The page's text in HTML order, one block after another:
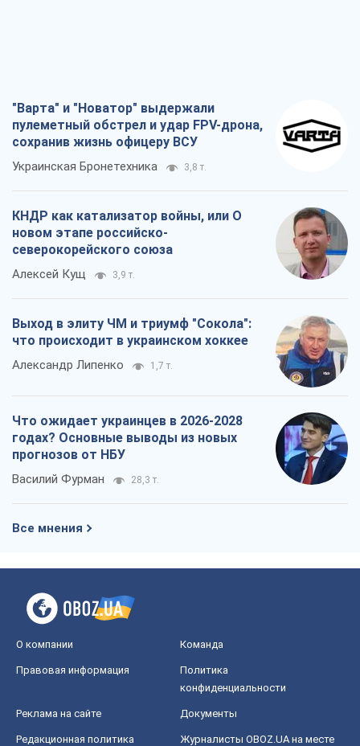
"Варта" и "Новатор" выдержали
пулеметный обстрел и удар FPV-дрона,
сохранив жизнь офицеру ВСУ
Украинская Бронетехника 3,8 т.
КНДР как катализатор войны, или О
новом этапе российско-
северокорейского союза
Алексей Кущ 3,9 т.
Выход в элиту ЧМ и триумф "Сокола":
что происходит в украинском хоккее
Александр Липенко 1,7 т.
Что ожидает украинцев в 2026-2028
годах? Основные выводы из новых
прогнозов от НБУ
Василий Фурман 28,3 т.
Все мнения
О компании Команда
Правовая информация
Политика
конфиденциальности
Реклама на сайте Документы
Редакционная политика
Журналисты OBOZ.UA на месте